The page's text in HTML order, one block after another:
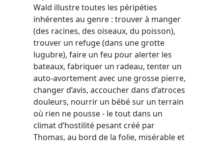
Wald illustre toutes les péripéties
inhérentes au genre : trouver à manger
(des racines, des oiseaux, du poisson),
trouver un refuge (dans une grotte
lugubre), faire un feu pour alerter les
bateaux, fabriquer un radeau, tenter un
auto-avortement avec une grosse pierre,
changer d’avis, accoucher dans d’atroces
douleurs, nourrir un bébé sur un terrain
où rien ne pousse - le tout dans un
climat d’hostilité pesant créé par
Thomas, au bord de la folie, misérable et